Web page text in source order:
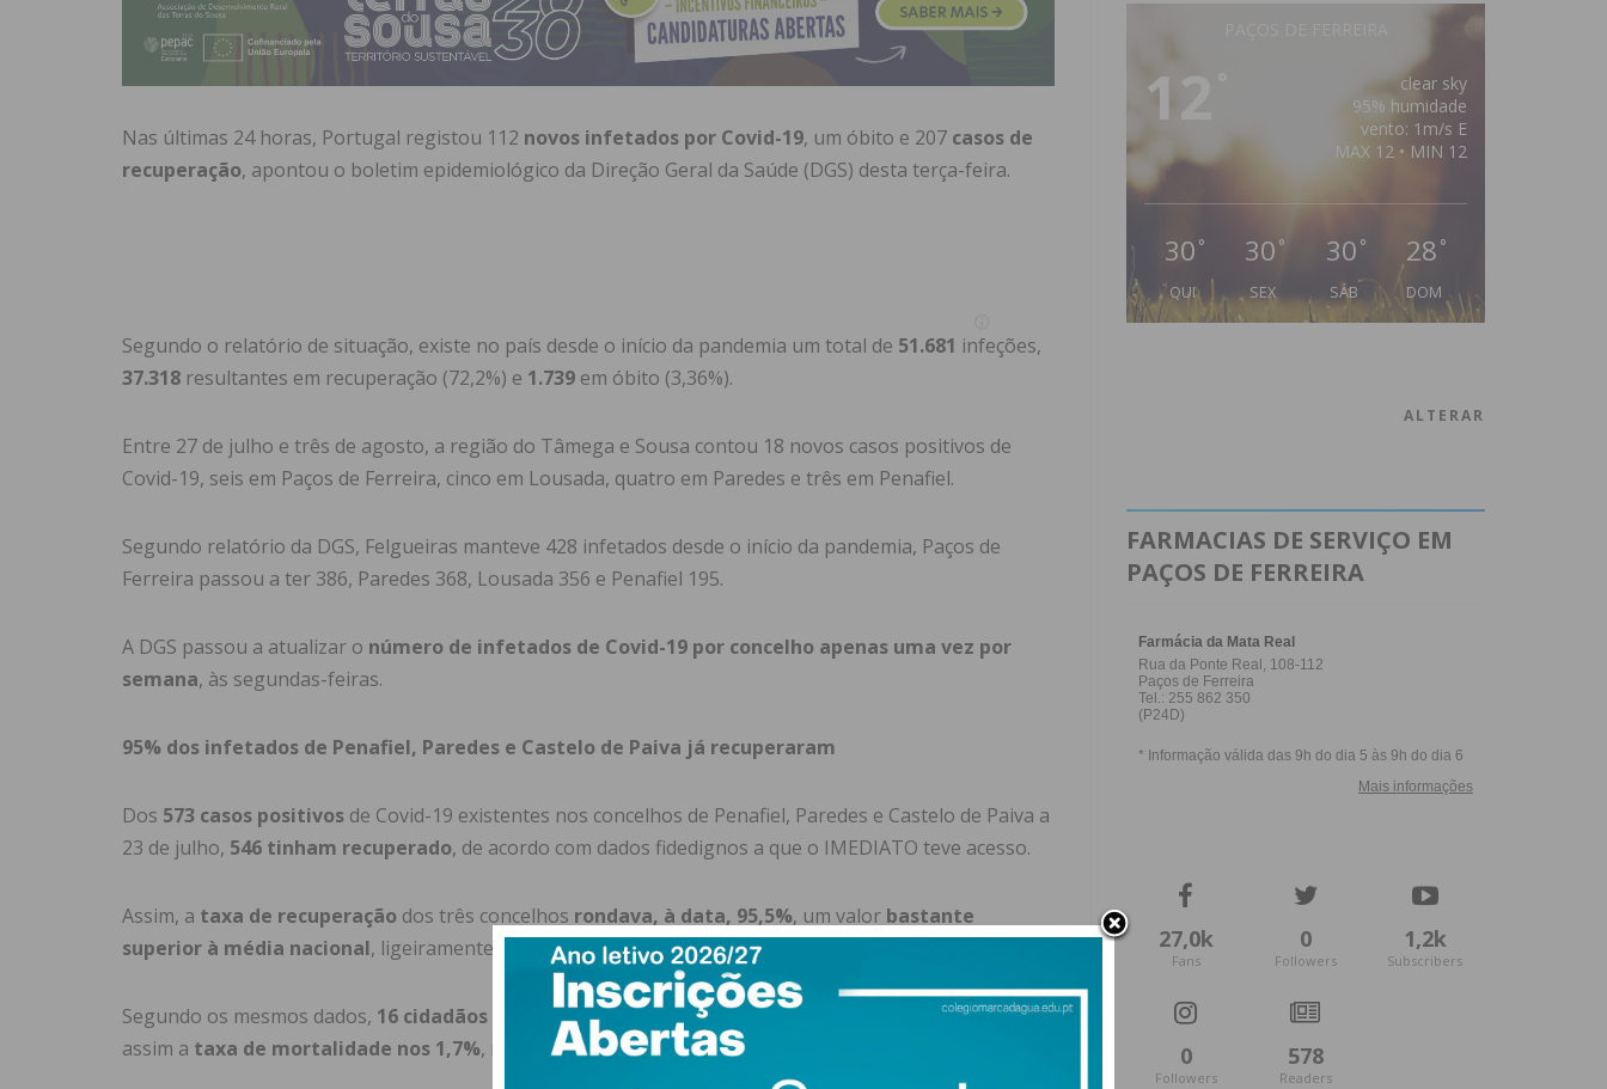
Nas últimas 24 horas, Portugal registou 112 novos infetados por Covid-19, um óbito e 207 casos de
recuperação, apontou o boletim epidemiológico da Direção Geral da Saúde (DGS) desta terça-feira.
Segundo o relatório de situação, existe no país desde o início da pandemia um total de 51.681 infeções,
37.318 resultantes em recuperação (72,2%) e 1.739 em óbito (3,36%).
Entre 27 de julho e três de agosto, a região do Tâmega e Sousa contou 18 novos casos positivos de
Covid-19, seis em Paços de Ferreira, cinco em Lousada, quatro em Paredes e três em Penafiel.
Segundo relatório da DGS, Felgueiras manteve 428 infetados desde o início da pandemia, Paços de
Ferreira passou a ter 386, Paredes 368, Lousada 356 e Penafiel 195.
A DGS passou a atualizar o número de infetados de Covid-19 por concelho apenas uma vez por
semana, às segundas-feiras.
95% dos infetados de Penafiel, Paredes e Castelo de Paiva já recuperaram
Dos 573 casos positivos de Covid-19 existentes nos concelhos de Penafiel, Paredes e Castelo de Paiva a
23 de julho, 546 tinham recuperado, de acordo com dados fidedignos a que o IMEDIATO teve acesso.
Assim, a taxa de recuperação dos três concelhos rondava, à data, 95,5%, um valor bastante
superior à média nacional, ligeiramente superior a 70%.
Segundo os mesmos dados, 16 cidadãos dos três concelhos faleceram com Covid-19, colocando
assim a taxa de mortalidade nos 1,7%, menos de metade da média portuguesa, 3,42%.
12
clear sky
95% humidade
vento: 1m/s E
MAX 12 • MIN 12
30 °
QUI
30 °
SEX
30 °
SÁB
28 °
DOM
ALTERAR
FARMACIAS DE SERVIÇO EM
PAÇOS DE FERREIRA
27,0k
Fans
0
Followers
1,2k
Subscribers
0
Followers
578
Readers